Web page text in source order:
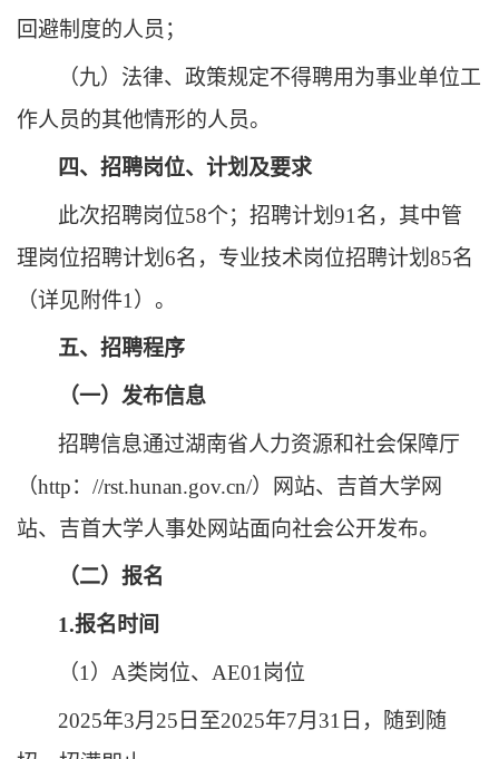
回避制度的人员；
（九）法律、政策规定不得聘用为事业单位工
作人员的其他情形的人员。
四、招聘岗位、计划及要求
此次招聘岗位58个；招聘计划 91 名， 其中管
理岗位招聘计划 6名， 专业技术岗位招聘计划 85名
（详见附件1 ）。
五、招聘程序
（一）发布信息
招聘信息通过湖南省人力资源和社会保障厅
（http： //rst.hunan.gov.cn/）网站、 吉首大学网
站、吉首大学人事处网站面向社会公开发布。
（二）报名
1.报名时间
（1）A类岗位、AE01岗位
2025年3月25日至2025年7月31日，随到随